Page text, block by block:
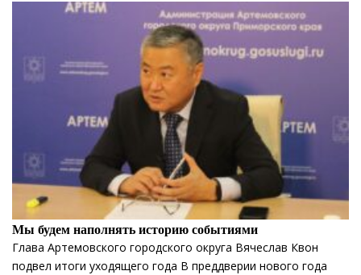
Мы будем наполнять историю событиями
Глава Артемовского городского округа Вячеслав Квон
подвел итоги уходящего года В преддверии нового года